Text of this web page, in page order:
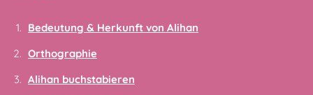
Bedeutung & Herkunft von Alihan
Orthographie
Alihan buchstabieren